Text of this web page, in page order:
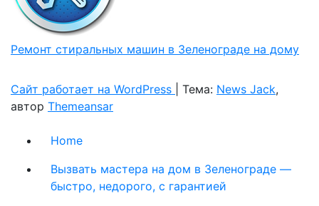
Ремонт стиральных машин в Зеленограде на дому
Сайт работает на WordPress Тема: News Jack,
автор Themeansar
Home
Вызвать мастера на дом в Зеленограде —
быстро, недорого, с гарантией